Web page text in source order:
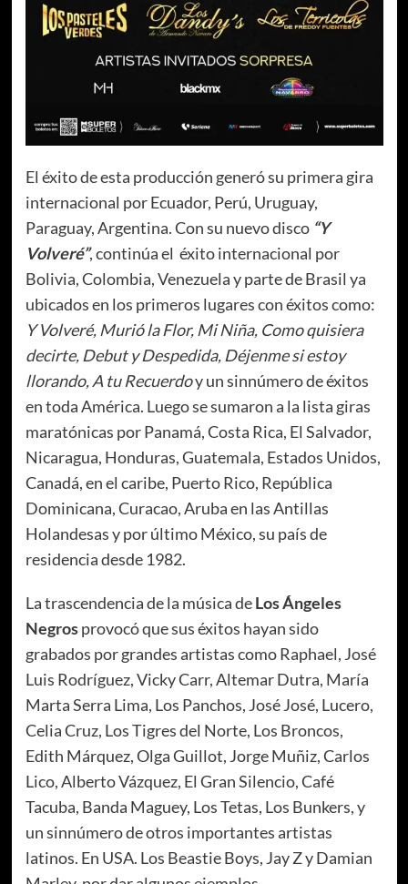
El éxito de esta producción generó su primera gira
internacional por Ecuador, Perú, Uruguay,
Paraguay, Argentina. Con su nuevo disco “Y
Volveré”, continúa el éxito internacional por
Bolivia, Colombia, Venezuela y parte de Brasil ya
ubicados en los primeros lugares con éxitos como:
YVolveré, Murió la Flor, Mi Niña, Como quisiera
decirte, Debut y Despedida, Déjenme si estoy
llorando, A tu Recuerdoy un sinnúmero de éxitos
en toda América. Luego se sumaron a la lista giras
maratónicas por Panamá, Costa Rica, El Salvador,
Nicaragua, Honduras, Guatemala, Estados Unidos,
Canadá, en el caribe, Puerto Rico, República
Dominicana, Curacao, Aruba en las Antillas
Holandesas y por último México, su país de
residencia desde 1982.
La trascendencia de la música deLos Ángeles
Negrosprovocó que sus éxitos hayan sido
grabados por grandes artistas como Raphael, José
Luis Rodríguez, Vicky Carr, Altemar Dutra, María
Marta Serra Lima, Los Panchos, José José, Lucero,
Celia Cruz, Los Tigres del Norte, Los Broncos,
Edith Márquez, Olga Guillot, Jorge Muñiz, Carlos
Lico, Alberto Vázquez, El Gran Silencio, Café
Tacuba, Banda Maguey, Los Tetas, Los Bunkers, y
un sinnúmero de otros importantes artistas
latinos. En USA. Los Beastie Boys, Jay Z y Damian